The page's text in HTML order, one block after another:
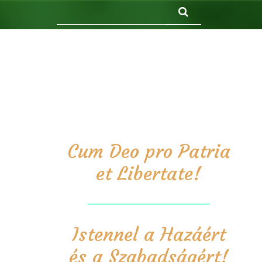
Cum Deo pro Patria
et Libertate!
Istennel a Hazáért
és a Szabadságért!